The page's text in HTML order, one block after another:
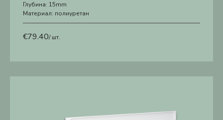
Глубина: 15mm
Материал: полиуретан
€79.40/ шт.